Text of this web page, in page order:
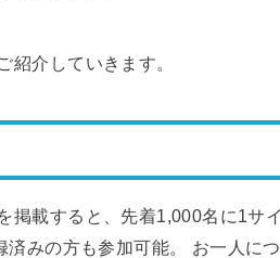
紹介していきます。
掲載すると、先着1,000名に1サ
みの方も参加可能。 お一人に